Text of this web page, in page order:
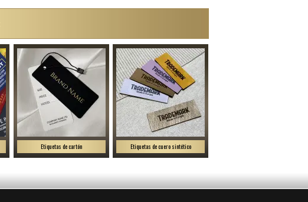
Etiquetas de cartón Etiquetas de cuero sintético